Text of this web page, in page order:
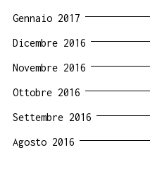
Gennaio 2017
Dicembre 2016
Novembre 2016
Ottobre 2016
Settembre 2016
Agosto 2016